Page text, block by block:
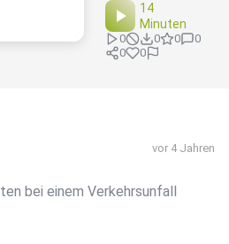
14
Minuten
0 0 0
0
0
0
vor 4 Jahren
bei einem Verkehrsunfall